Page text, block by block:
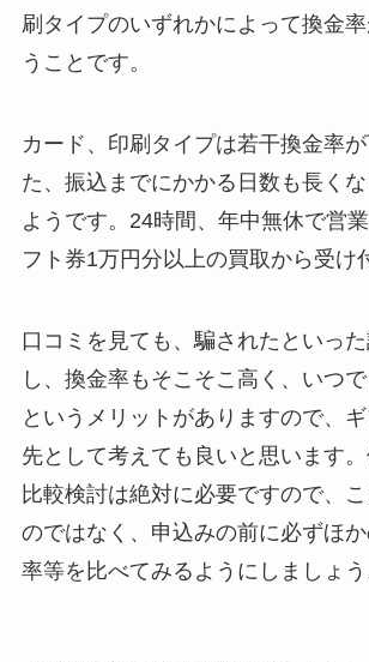
刷タイプのいずれかによって換金
うことです。
カード、印刷タイプは若干換金率
た、振込までにかかる日数も長く
ようです。24時間、年中無休で営
フト券1万円分以上の買取から受け
口コミを見ても、騙されたといっ
し、換金率もそこそこ高く、いつ
というメリットがありますので、
先として考えても良いと思います
比較検討は絶対に必要ですので、
のではなく、申込みの前に必ずほ
率等を比べてみるようにしましょう